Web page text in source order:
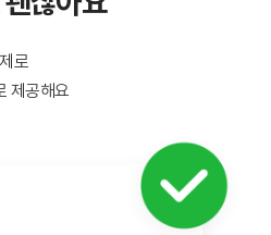
로
제공해요